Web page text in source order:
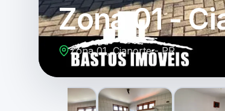
Zona 01 -
Zona 01, Cianorte - PR